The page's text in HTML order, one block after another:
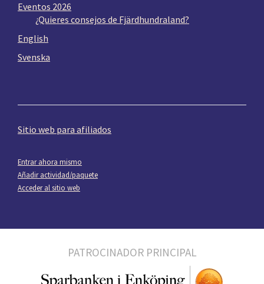
Eventos 2026
¿Quieres consejos de Fjärdhundraland?
English
Svenska
Sitio web para afiliados
Entrar ahora mismo
Añadir actividad/paquete
Acceder al sitio web
PATROCINADOR PRINCIPAL